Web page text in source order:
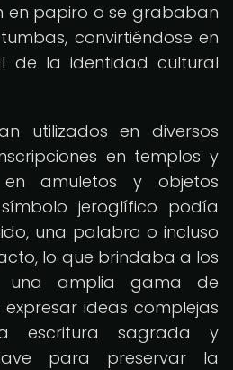
en papiro o se grababan
convirtiéndose en
de la identidad cultural
utilizados en diversos
en templos y
amuletos y objetos
jeroglífico podía
una palabra o incluso
lo que brindaba a los
una amplia gama de
ideas complejas
escritura sagrada y
para preservar la